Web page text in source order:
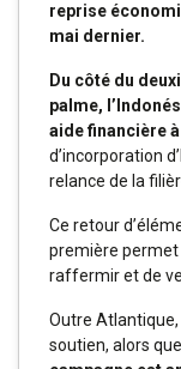
reprise
mai dernier.
Du côté du
palme,
aide financière
d’incorporation
relance de la
Ce retour
première permet
raffermir et de
Outre Atlantique,
soutien, alors que